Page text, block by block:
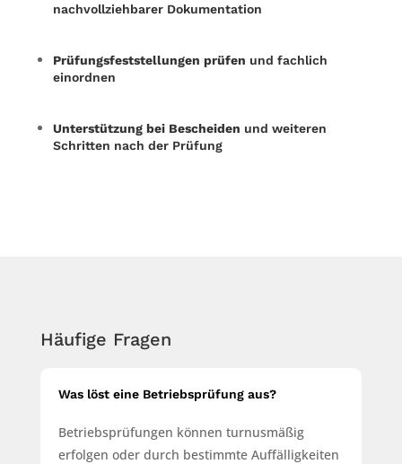
nachvollziehbarer Dokumentation
Prüfungsfeststellungen prüfen und fachlich
einordnen
Unterstützung bei Bescheiden und weiteren
Schritten nach der Prüfung
Häufige Fragen
Was löst eine Betriebsprüfung aus?
Betriebsprüfungen können turnusmäßig
erfolgen oder durch bestimmte Auffälligkeiten